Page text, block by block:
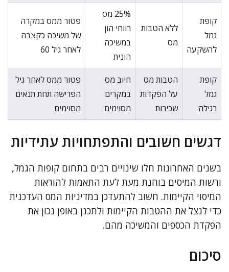
קופת
גמל
להשקעה
ללא הטבות
מס
25% מס
רווחי הון
במשיכה
הונית
פטור ממס במקרה
של משיכה כקצבה
לאחר גיל 60
קופת
גמל
רגילה
הטבות מס
על הפקדות
שכירות
חיוב מס
במקרים
מסוימים
פטור ממס לאחר גיל
הפרישה תחת תנאים
מסוימים
דגשים חשובים והתפתחויות עתידיות
בשנים האחרונות חלו שינויים רבים בתחום קופות הגמל,
ורשות המיסים בוחנת מעת לעת התאמות להוראות
המיסוי הקיימות. חשוב להתעדכן במדיניות המס העדכנית
כדי לנצל את ההטבות הקיימות ולתכנן באופן נכון את
הפקדת הכספים והמשיכה מהם.
סיכום